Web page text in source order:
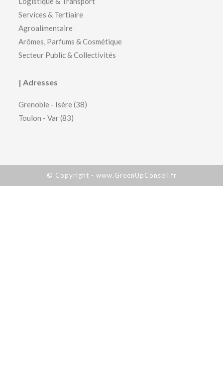
Services & Tertiaire
Agroalimentaire
Arômes, Parfums & Cosmétique
Secteur Public & Collectivités
| Adresses
Grenoble - Isère (38)
Toulon - Var (83)
© Copyright - www.GreenUpConseil.fr